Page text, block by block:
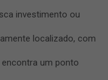
investimento ou
localizado, com
um ponto